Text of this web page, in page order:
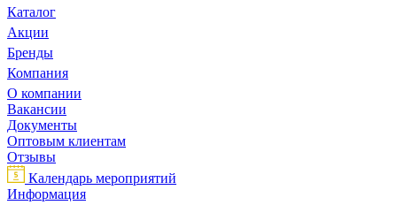
Каталог
Акции
Бренды
Компания
О компании
Вакансии
Документы
Оптовым клиентам
Отзывы
Календарь мероприятий
Информация